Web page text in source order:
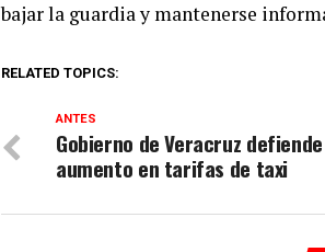
bajar la guardia y mantenerse
RELATED TOPICS:
ANTES
Gobierno de Veracruz defiende
aumento en tarifas de taxi